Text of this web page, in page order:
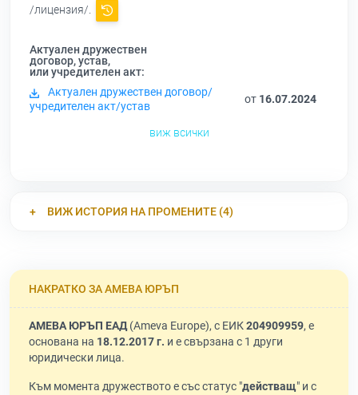
/лицензия/.
Актуален дружествен
договор, устав,
или учредителен акт:
Актуален дружествен договор/
учредителен акт/устав
от 16.07.2024
виж всички
ВИЖ ИСТОРИЯ НА ПРОМЕНИТЕ (4)
НАКРАТКО ЗА АМЕВА ЮРЪП
АМЕВА ЮРЪП ЕАД(Ameva Europe), с ЕИК204909959, е
основана на 18.12.2017 г. и е свързана с 1 други
юридически лица.
Към момента дружеството е със статус "действащ" и с